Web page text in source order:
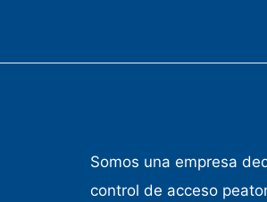
Somos una empresa
control de acceso